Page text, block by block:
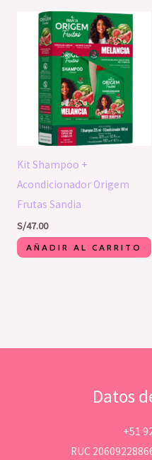
Kit Shampoo +
Acondicionador Origem
Frutas Sandia
S/47.00
AÑADIR AL CARRITO
Datos
+51
RUC